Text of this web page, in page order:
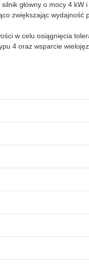
główny o mocy 4 kW
zwiększając wydajność
w celu osiągnięcia
4 oraz wsparcie